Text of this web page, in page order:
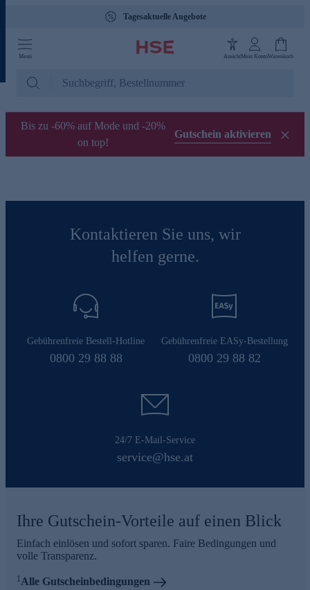
Tagesaktuelle Angebote
Menü AnsichtMein KontoWarenkorb
Bis zu -60% auf Mode und -20%
on top!
Gutschein aktivieren
Kontaktieren Sie uns, wir
helfen gerne.
Gebührenfreie Bestell-Hotline
0800 29 88 88
Gebührenfreie EASy-Bestellung
0800 29 88 82
24/7 E-Mail-Service
service@hse.at
Ihre Gutschein-Vorteile auf einen Blick
Einfach einlösen und sofort sparen. Faire Bedingungen und
volle Transparenz.
1Alle Gutscheinbedingungen